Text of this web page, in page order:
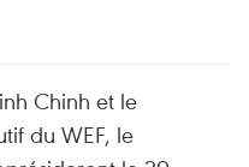
Chinh et le
du WEF, le